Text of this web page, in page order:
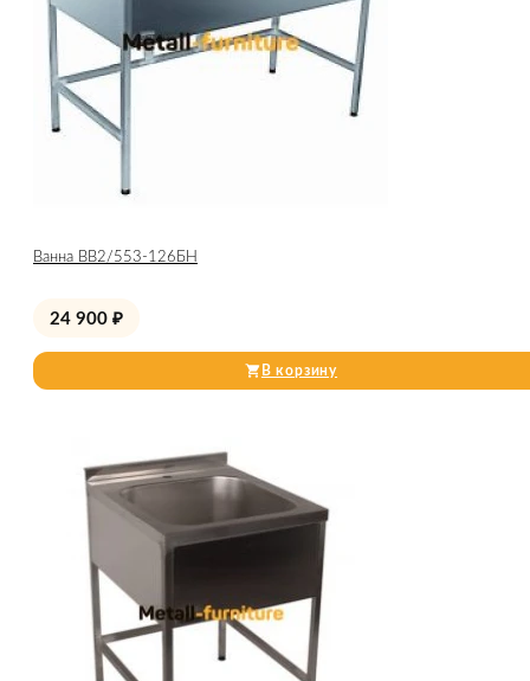
Ванна ВВ2/553-126БН
24 900 ₽
В корзину